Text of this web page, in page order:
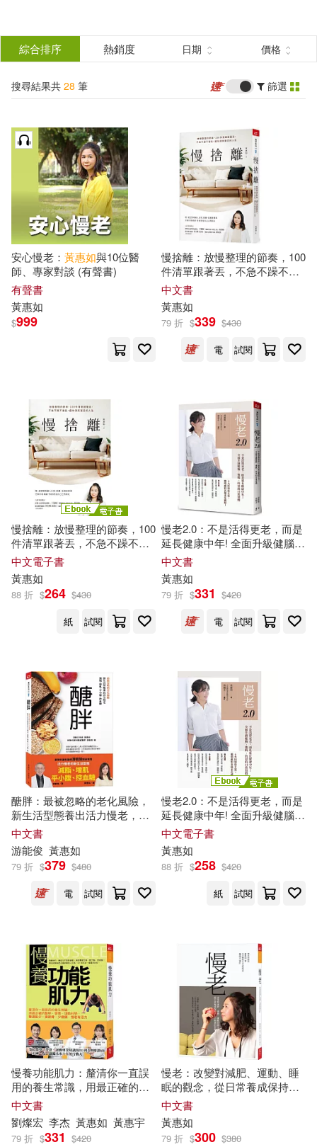
結
分類 (單選)
所有商品(28) 圖書(19)
電子書(7) 有聲書(2)
展開
作者 (可複選)
黃惠如(20) 劉燦宏(2)
品川不二郎，品川孝子著(2)
游能俊(2)
黃惠宇(2)
品川不二郎&品川孝子著(1)
尾前照雄著(1) 張曉卉(1)
張靜慧(1) 林貞岑(1)
楊心怡等(1)
許芳菊、顧景怡、黃惠如等(1)
郭靜晃，黃惠如(1) 陳德信(1)
黃惠如等(1)
展開
出版社 (可複選)
天下雜誌(12) 天下生活(5)
文經社(4) 孜孜線上聽(2)
重版文化(2) 天下文化(1)
揚智(1) 方舟文化(1)
可超商取貨(19)
可海外宅配(19)
可港澳店取(19)
可新加坡店取(19)
可菲律賓店取(19)
適合手機平板閱讀(7)
其他 (可複選)
現在可購買商品(19)
作者/演唱/譯/編/繪(28)
綜合排序 熱銷度 日期 價格
搜尋結果共 28 筆 篩選
安心慢老： 黃惠如與10位醫
師、專家對談 (有聲書)
有聲書
黃惠如
$999
慢捨離：放慢整理的節奏，100
件清單跟著丟，不急不躁不復
亂，還你清爽富足的人生
中文書
黃惠如
79 折 $339 $430
電
試閱
慢捨離：放慢整理的節奏，100
件清單跟著丟，不急不躁不復
亂，還你清爽富足的人生 (電子
書)
中文電子書
黃惠如
88 折 $264 $430
紙
試閱
慢老2.0：不是活得更老，而是
延長健康中年! 全面升級健腦、
強肌、抗衰的日常習慣
中文書
黃惠如
79 折 $331 $420
電
試閱
醣胖：最被忽略的老化風險，
新生活型態養出活力慢老，減
脂、增肌、平小腹、控血糖
中文書
游能俊 黃惠如
79 折 $379 $480
電
試閱
慢老2.0：不是活得更老，而是
延長健康中年! 全面升級健腦、
強肌、抗衰的日常習慣 (電子
書)
中文電子書
黃惠如
88 折 $258 $420
紙
試閱
慢養功能肌力：釐清你一直誤
用的養生常識，用最正確的醫
學、營養、運動科學，擊退肌
少，強筋骨，少痠痛，慢老有
活力
中文書
劉燦宏 李杰 黃惠如 黃惠宇
79 折 $331 $420
慢老：改變對減肥、運動、睡
眠的觀念，從日常養成保持活
力不顯老的習慣
中文書
黃惠如
79 折 $300 $380